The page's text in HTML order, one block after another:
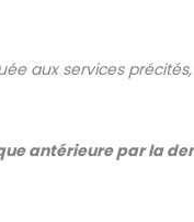
aux services
antérieure par la